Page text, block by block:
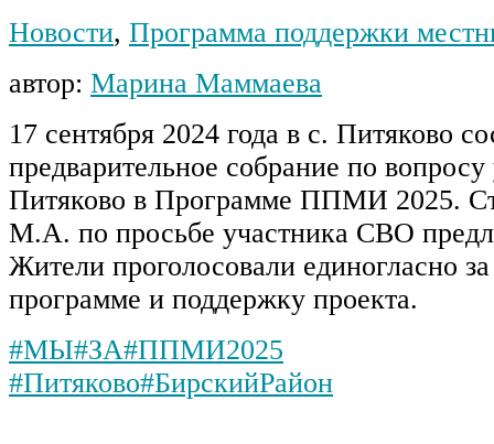
Новости, Программа поддержки
автор: Марина Маммаева
17 сентября 2024 года в с. Питяково
предварительное собрание по вопросу
Питяково в Программе ППМИ 2025.
М.А. по просьбе участника СВО
Жители проголосовали единогласно
программе и поддержку проекта.
#МЫ#ЗА#ППМИ2025
#Питяково#БирскийРайон